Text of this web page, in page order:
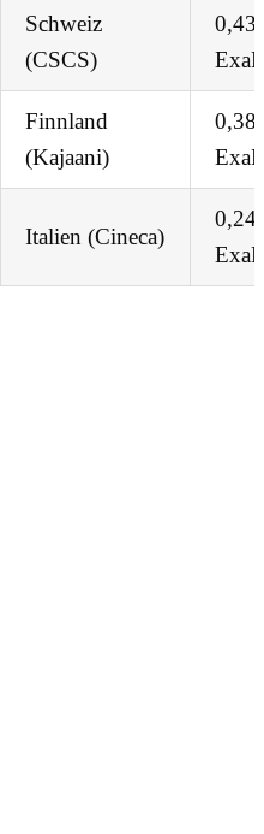
Schweiz
(CSCS)
0,43
Finnland
(Kajaani)
0,38
Italien (Cineca)
0,24